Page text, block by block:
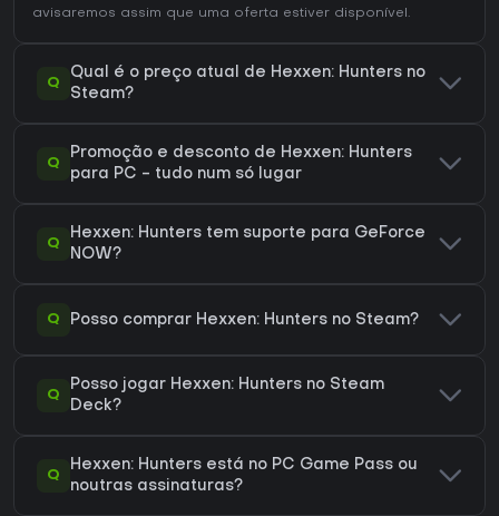
avisaremos assim que uma oferta estiver disponível.
Q
Qual é o preço atual de Hexxen: Hunters no
Steam?
Q
Promoção e desconto de Hexxen: Hunters
para PC - tudo num só lugar
Q
Hexxen: Hunters tem suporte para GeForce
NOW?
Q Posso comprar Hexxen: Hunters no Steam?
Q
Posso jogar Hexxen: Hunters no Steam
Deck?
Q
Hexxen: Hunters está no PC Game Pass ou
noutras assinaturas?